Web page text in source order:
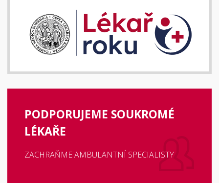
PODPORUJEME SOUKROMÉ
LÉKAŘE
ZACHRAŇME AMBULANTNÍ SPECIALISTY